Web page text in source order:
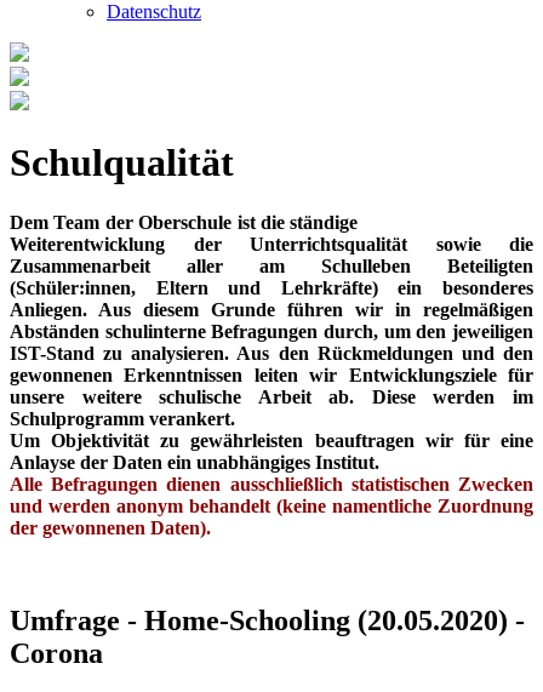
Datenschutz
Schulqualität
Dem Team der Oberschule ist die ständige
Weiterentwicklung der Unterrichtsqualität sowie die
Zusammenarbeit aller am Schulleben Beteiligten
(Schüler:innen, Eltern und Lehrkräfte) ein besonderes
Anliegen. Aus diesem Grunde führen wir in regelmäßigen
Abständen schulinterne Befragungen durch, um den jeweiligen
IST-Stand zu analysieren. Aus den Rückmeldungen und den
gewonnenen Erkenntnissen leiten wir Entwicklungsziele für
unsere weitere schulische Arbeit ab. Diese werden im
Schulprogramm verankert.
Um Objektivität zu gewährleisten beauftragen wir für eine
Anlayse der Daten ein unabhängiges Institut.
Alle Befragungen dienen ausschließlich statistischen Zwecken
und werden anonym behandelt (keine namentliche Zuordnung
der gewonnenen Daten).
Umfrage - Home-Schooling (20.05.2020) -
Corona